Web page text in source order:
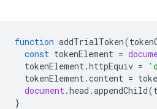
function addTrialToken(
const tokenElement =
tokenElement .httpEquiv =
tokenElement .content =
document .head .appendChild(
}